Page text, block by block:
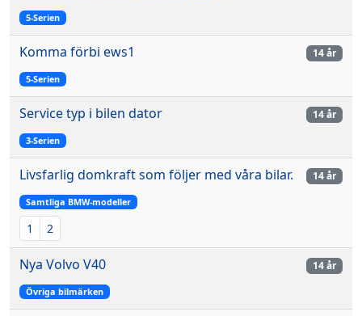
5-Serien
Komma förbi ews1
5-Serien
14 år
Service typ i bilen dator
3-Serien
14 år
Livsfarlig domkraft som följer med våra bilar.
Samtliga BMW-modeller
1 2
14 år
Nya Volvo V40
Övriga bilmärken
14 år